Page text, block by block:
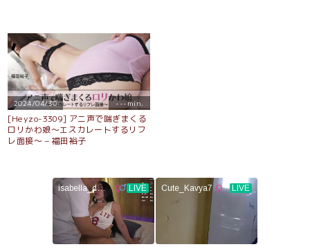
2024/04/30 ---min.
[Heyzo-3309] アニ声で喘ぎまくる
ロリかわ娘～エスカレートするリフ
レ面接～ – 福田裕子